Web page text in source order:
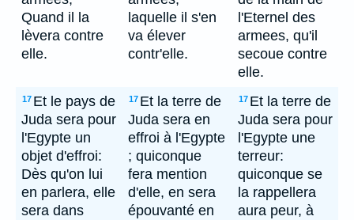
Quand il la
lèvera contre
elle.
laquelle il s'en
va élever
contr'elle.
l'Eternel des
armees, qu'il
secoue contre
elle.
17 Et le pays de
Juda sera pour
l'Egypte un
objet d'effroi:
Dès qu'on lui
en parlera, elle
sera dans
17 Et la terre de
Juda sera en
effroi à l'Egypte
; quiconque
fera mention
d'elle, en sera
épouvanté en
17 Et la terre de
Juda sera pour
l'Egypte une
terreur:
quiconque se
la rappellera
aura peur, à